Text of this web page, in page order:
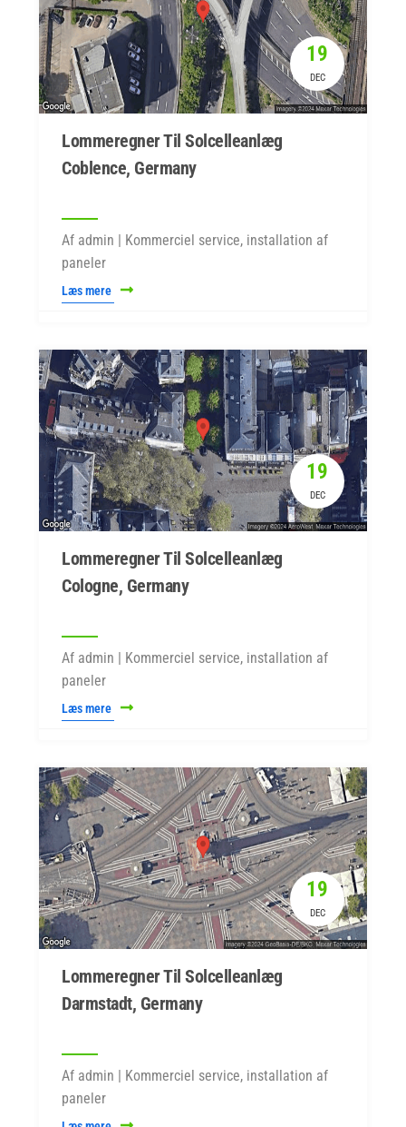
19
DEC
Lommeregner Til Solcelleanlæg
Coblence, Germany
Af admin | Kommerciel service, installation af
paneler
Læs mere
19
DEC
Lommeregner Til Solcelleanlæg
Cologne, Germany
Af admin | Kommerciel service, installation af
paneler
Læs mere
19
DEC
Lommeregner Til Solcelleanlæg
Darmstadt, Germany
Af admin | Kommerciel service, installation af
paneler